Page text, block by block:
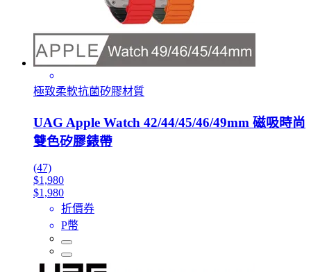
極致柔軟抗菌矽膠材質
UAG Apple Watch 42/44/45/46/49mm 磁吸時尚
雙色矽膠錶帶
(47)
$1,980
$1,980
折價券
P幣